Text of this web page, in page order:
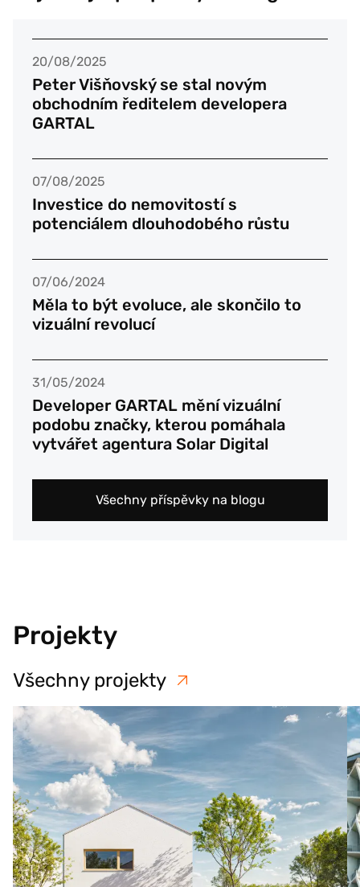
20/08/2025
Peter Višňovský se stal novým
obchodním ředitelem developera
GARTAL
07/08/2025
Investice do nemovitostí s
potenciálem dlouhodobého růstu
07/06/2024
Měla to být evoluce, ale skončilo to
vizuální revolucí
31/05/2024
Developer GARTAL mění vizuální
podobu značky, kterou pomáhala
vytvářet agentura Solar Digital
Všechny příspěvky na blogu
Projekty
Všechny projekty